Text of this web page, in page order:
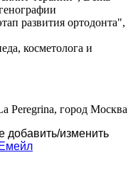
развития ортодонта",
косметолога и
Peregrina, город Москва
добавить/изменить
Емейл